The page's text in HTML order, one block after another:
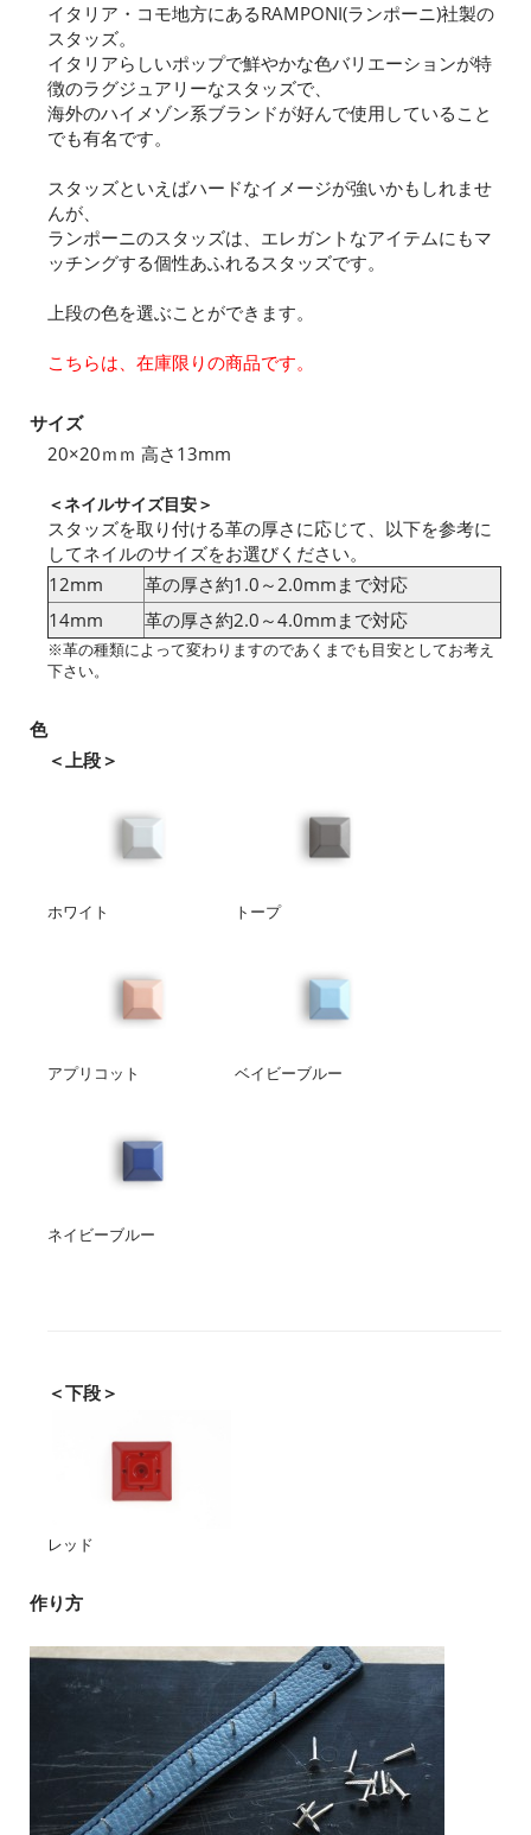
イタリア・コモ地方にあるRAMPONI(ランポーニ)社製の
スタッズ。
イタリアらしいポップで鮮やかな色バリエーションが特
徴のラグジュアリーなスタッズで、
海外のハイメゾン系ブランドが好んで使用していること
でも有名です。
スタッズといえばハードなイメージが強いかもしれませ
んが、
ランポーニのスタッズは、エレガントなアイテムにもマ
ッチングする個性あふれるスタッズです。
上段の色を選ぶことができます。
こちらは、在庫限りの商品です。
サイズ
20×20ｍｍ 高さ13mm
＜ネイルサイズ目安＞
スタッズを取り付ける革の厚さに応じて、以下を参考に
してネイルのサイズをお選びください。
12mm
革の厚さ約1.0～2.0mmまで対応
14mm
革の厚さ約2.0～4.0mmまで対応
※革の種類によって変わりますのであくまでも目安としてお考え
下さい。
色
＜上段＞
ホワイト トープ
アプリコット ベイビーブルー
ネイビーブルー
＜下段＞
レッド
作り方